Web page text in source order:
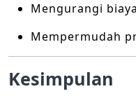
Mengurangi
Mempermudah
Kesimpulan